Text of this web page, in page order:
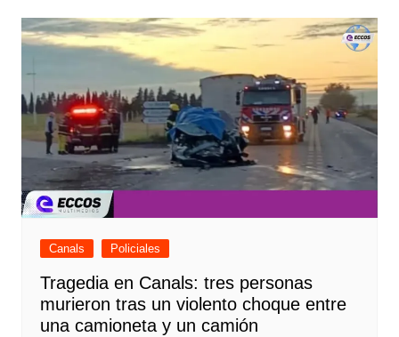
Canals Policiales
Tragedia en Canals: tres personas
murieron tras un violento choque entre
una camioneta y un camión